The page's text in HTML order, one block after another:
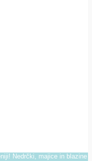
Nedrčki, majice in blazine